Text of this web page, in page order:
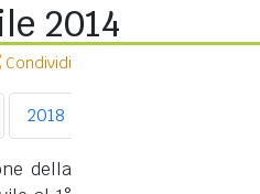
2014
Condividi
2018
della